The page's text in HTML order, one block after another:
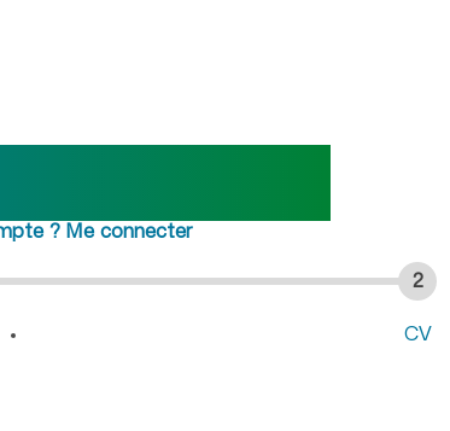
de ménage CDI/CDD
àCrupilly
? Me connecter
2
CV